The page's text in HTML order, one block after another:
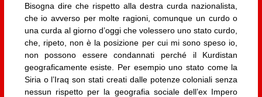
Bisogna dire che rispetto alla destra curda nazionalista,
che io avverso per molte ragioni, comunque un curdo o
una curda al giorno d’oggi che volessero uno stato curdo,
che, ripeto, non è la posizione per cui mi sono speso io,
non possono essere condannati perché il Kurdistan
geograficamente esiste. Per esempio uno stato come la
Siria o l’Iraq son stati creati dalle potenze coloniali senza
nessun rispetto per la geografia sociale dell’ex Impero